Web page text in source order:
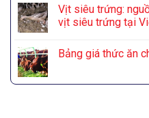
Vịt siêu trứng:
vịt siêu trứng tại
Bảng giá thức ăn